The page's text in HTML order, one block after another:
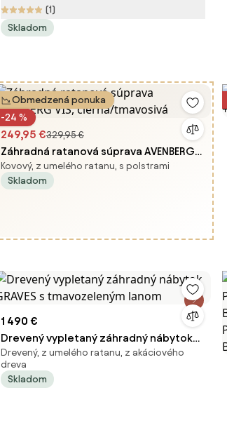
(1)
Skladom
Obmedzená ponuka
-24 %
249,95 €329,95 €
Záhradná ratanová súprava AVENBERG
VIS, čierna/tmavosivá
Kovový, z umelého ratanu, s polstrami
Skladom
1 490 €
Drevený vypletaný záhradný nábytok
GRAVES s tmavozeleným lanom
Drevený, z umelého ratanu, z akáciového
dreva
Skladom